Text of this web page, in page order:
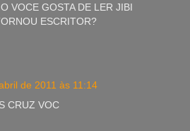
VOCE GOSTA DE LER JIBI
ESCRITOR?
de 2011 às 11:14
CRUZ VOC